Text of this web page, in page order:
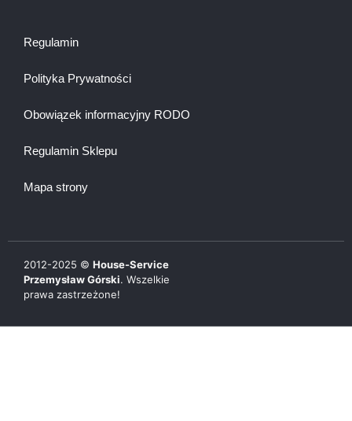
Regulamin
Polityka Prywatności
Obowiązek informacyjny RODO
Regulamin Sklepu
Mapa strony
2012-2025 © House-Service
Przemysław Górski. Wszelkie
prawa zastrzeżone!